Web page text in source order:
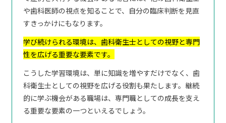
や歯科医師の視点を知ることで、自分の臨床判断を見直
すきっかけにもなります。
学び続けられる環境は、歯科衛生士としての視野と専門
性を広げる重要な要素です。
こうした学習環境は、単に知識を増やすだけでなく、歯
科衛生士としての視野を広げる役割も果たします。継続
的に学ぶ機会がある職場は、専門職としての成長を支え
る重要な要素の一つといえるでしょう。